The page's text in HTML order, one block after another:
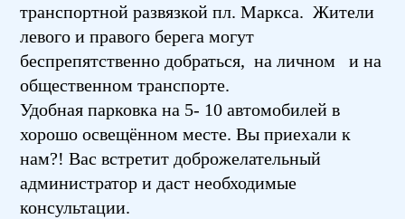
транспортной развязкой пл. Маркса. Жители
левого и правого берега могут
беспрепятственно добраться, на личном и на
общественном транспорте.
Удобная парковка на 5- 10 автомобилей в
хорошо освещённом месте. Вы приехали к
нам?! Вас встретит доброжелательный
администратор и даст необходимые
консультации.